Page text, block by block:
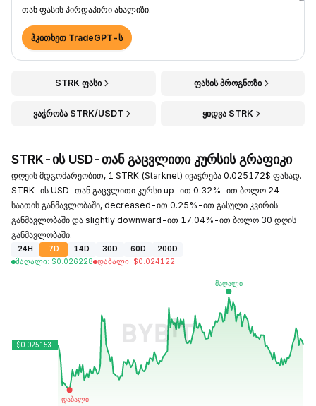
თან ფასის პირდაპირი ანალიზი.
ჰკითხეთ TradeGPT-ს
STRK ფასი ფასის პროგნოზი
ვაჭრობა STRK/USDT ყიდვა STRK
STRK-ის USD-თან გაცვლითი კურსის გრაფიკი
დღეის მდგომარეობით, 1 STRK (Starknet) ივაჭრება 0.025172$ ფასად.
STRK-ის USD-თან გაცვლითი კურსი up-ით 0.32%-ით ბოლო 24
საათის განმავლობაში, decreased-ით 0.25%-ით გასული კვირის
განმავლობაში და slightly downward-ით 17.04%-ით ბოლო 30 დღის
განმავლობაში.
24H 7D 14D 30D 60D
200D
მაღალი: $0.026228 დაბალი: $0.024122
ბოლოს განახლდა: 2026-08-08,16:56GMT+0